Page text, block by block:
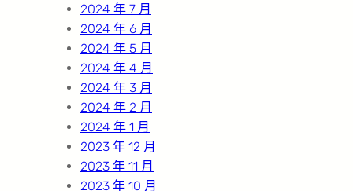
2024 年 7 月
2024 年 6 月
2024 年 5 月
2024 年 4 月
2024 年 3 月
2024 年 2 月
2024 年 1 月
2023 年 12 月
2023 年 11 月
2023 年 10 月